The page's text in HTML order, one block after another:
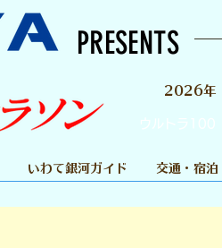
2026年
ウルトラ100
PRESENTS
いわて銀河ガイド 交通・宿泊